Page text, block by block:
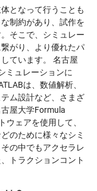
となって行うことも
制約があり、試作を
そこで、シミュレー
がり、より優れたパ
ています。 名古屋
ミュレーションに
は、数値解析、
ム設計など、さまざ
屋大学Formula
ウェアを使用して、
のために様々なシミ
の中でもアクセラレ
トラクションコント